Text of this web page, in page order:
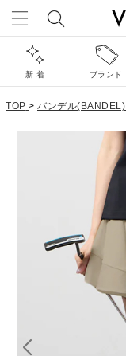
新 着 ブランド
TOP > バンデル(BANDEL)